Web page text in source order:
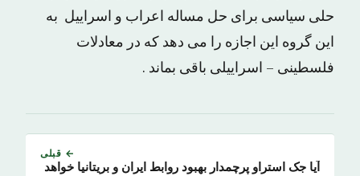
حلى سیاسى براى حل مساله اعراب و اسراییل به
این گروه این اجازه را مى دهد که در معادلات
فلسطینى – اسراییلى باقى بماند .
← قبلی
آیا جک استراو پرچمدار بهبود روابط ایران و بریتانیا خواهد